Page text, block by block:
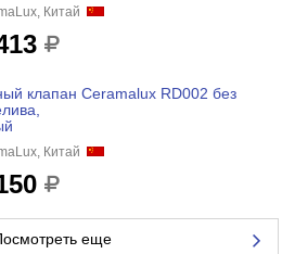
Китай
клапан Ceramalux RD002 без
Китай
еще